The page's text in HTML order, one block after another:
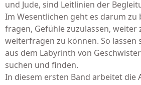
und Jude, sind Leitlinien der
Im Wesentlichen geht es darum zu
fragen, Gefühle zuzulassen, weiter
weiterfragen zu können. So lassen
aus dem Labyrinth von
suchen und finden.
In diesem ersten Band arbeitet die